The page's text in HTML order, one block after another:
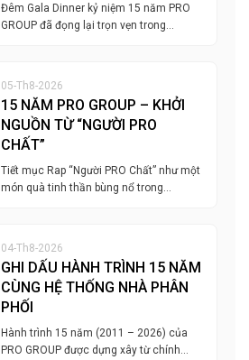
Đêm Gala Dinner kỷ niệm 15 năm PRO
GROUP đã đọng lại trọn vẹn trong…
05-Th8-2026
15 NĂM PRO GROUP – KHỞI
NGUỒN TỪ “NGƯỜI PRO
CHẤT”
Tiết mục Rap “Người PRO Chất” như một
món quà tinh thần bùng nổ trong…
04-Th8-2026
GHI DẤU HÀNH TRÌNH 15 NĂM
CÙNG HỆ THỐNG NHÀ PHÂN
PHỐI
Hành trình 15 năm (2011 – 2026) của
PRO GROUP được dựng xây từ chính…